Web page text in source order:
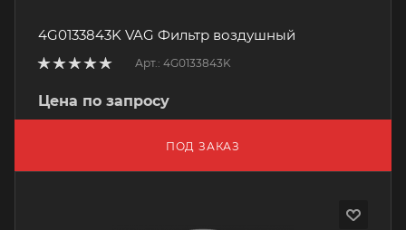
4G0133843K VAG Фильтр воздушный
Арт.: 4G0133843K
Цена по запросу
ПОД ЗАКАЗ